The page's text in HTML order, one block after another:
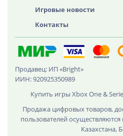
Игровые новости
Контакты
Продавец: ИП «Bright»
ИИН: 920925350989
Купить игры Xbox One &
Продажа цифровых товаров,
пользователей
Казахстана,